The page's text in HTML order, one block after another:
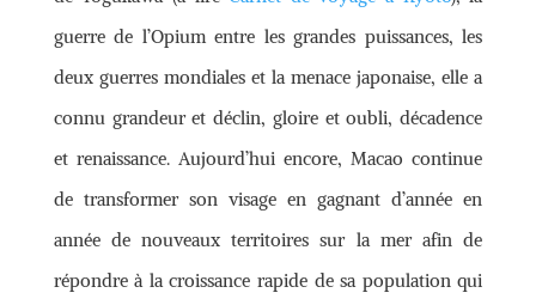
guerre de l’Opium entre les grandes puissances, les
deux guerres mondiales et la menace japonaise, elle a
connu grandeur et déclin, gloire et oubli, décadence
et renaissance. Aujourd’hui encore, Macao continue
de transformer son visage en gagnant d’année en
année de nouveaux territoires sur la mer afin de
répondre à la croissance rapide de sa population qui